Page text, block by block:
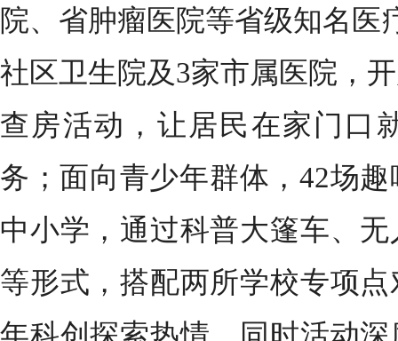
院、省肿瘤医院等省级知名医
社区卫生院及3家市属医院，
查房活动，让居民在家门口
务；面向青少年群体，42场
中小学，通过科普大篷车、
等形式，搭配两所学校专项